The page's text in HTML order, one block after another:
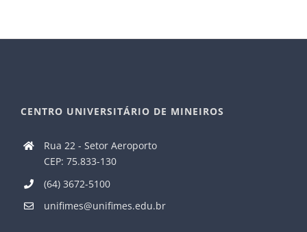
CENTRO UNIVERSITÁRIO DE MINEIROS
Rua 22 - Setor Aeroporto
CEP: 75.833-130
(64) 3672-5100
unifimes@unifimes.edu.br